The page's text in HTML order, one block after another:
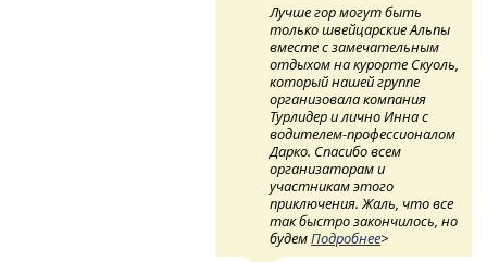
Лучше гор могут быть
только швейцарские Альпы
вместе с замечательным
отдыхом на курорте Скуоль,
который нашей группе
организовала компания
Турлидер и лично Инна с
водителем-профессионалом
Дарко. Спасибо всем
организаторам и
участникам этого
приключения. Жаль, что все
так быстро закончилось, но
будемПодробнее>